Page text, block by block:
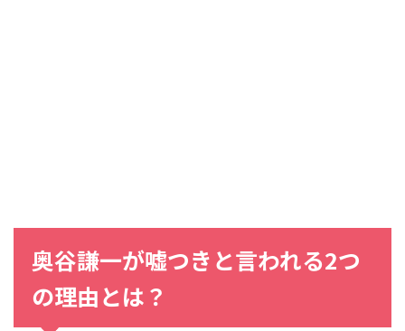
奥谷謙一が嘘つきと言われる2つ
の理由とは？